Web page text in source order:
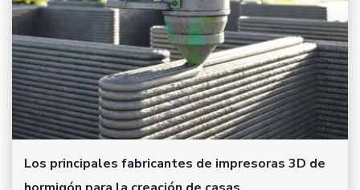
Los principales fabricantes de impresoras 3D de